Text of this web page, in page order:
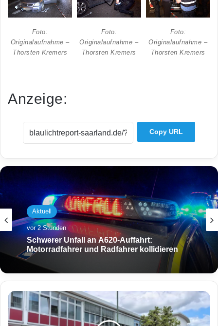
Foto:
Originalaufnahme –
Thorsten Kremers
Foto:
Originalaufnahme –
Thorsten Kremers
Foto:
Originalaufnahme –
Thorsten Kremers
Anzeige:
Copy URL
Aktuell
vor 2 Stunden
Schwerer Unfall an A620-Auffahrt:
Motorradfahrer und Radfahrer kollidieren
Aktuell
vor 4 Stunden
Ohne Kennzeichen und Helm: Roller-Duo
flüchtet vor Bundespolizei durch
Saarbrücken
A
n
g